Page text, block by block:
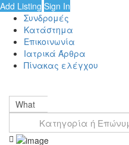
Add Listing Sign In
Συνδρομές
Κατάστημα
Επικοινωνία
Ιατρικά Άρθρα
Πίνακας ελέγχου
What